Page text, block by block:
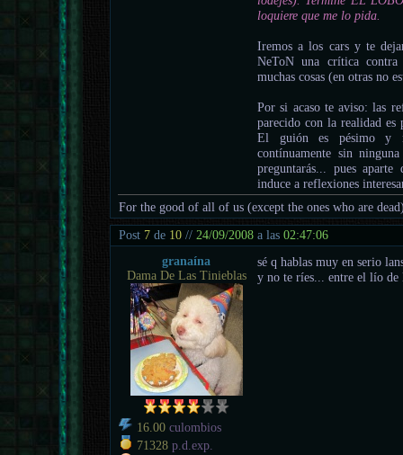
loquiere que me lo pida.
Iremos a los cars y te
NeToN una crítica contra
muchas cosas (en otras no
Por si acaso te aviso: las
parecido con la realidad es
El guión es pésimo y
contínuamente sin
preguntarás... pues
induce a reflexiones
For the good of all of us (except the ones who are
Post 7 de 10 // 24/09/2008 a las02:47:06
granaína
Dama De Las Tinieblas
16.00 culombios
71328 p.d.exp.
sé q hablas muy en serio
y no te ríes... entre el lío